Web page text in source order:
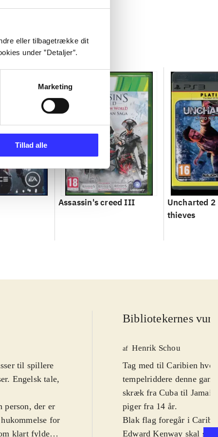
eller tilbagetrække dit
under ”Detaljer”.
Marketing
Tillad alle
Assassin's creed III
Uncharted 2
thieves
til spillere
Engelsk tale,
person, der er
for
klart fylder
Bibliotekernes
af Henrik Schou
Tag med til Caribien
tempelriddere denne
skræk fra Cuba til
piger fra 14 år.
Blak flag foregår i
Edward Kenway skal